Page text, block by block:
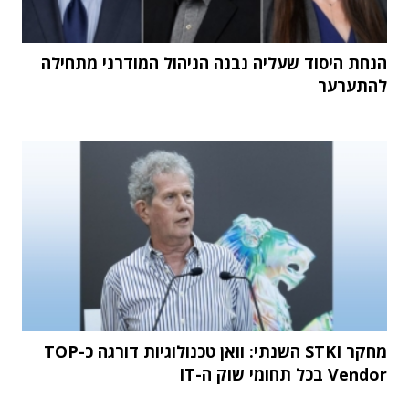
הנחת היסוד שעליה נבנה הניהול המודרני מתחילה
להתערער
מחקר STKI השנתי: וואן טכנולוגיות דורגה כ-TOP
Vendor בכל תחומי שוק ה-IT